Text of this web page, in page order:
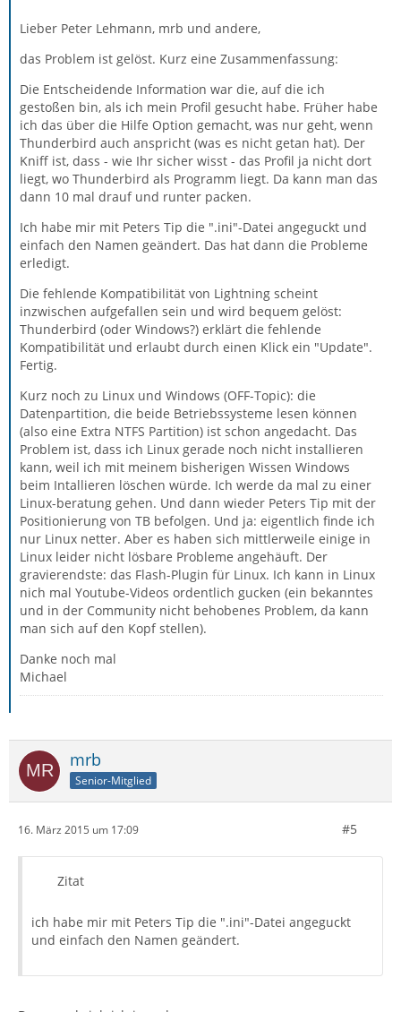
Lieber Peter Lehmann, mrb und andere,
das Problem ist gelöst. Kurz eine Zusammenfassung:
Die Entscheidende Information war die, auf die ich
gestoßen bin, als ich mein Profil gesucht habe. Früher habe
ich das über die Hilfe Option gemacht, was nur geht, wenn
Thunderbird auch anspricht (was es nicht getan hat). Der
Kniff ist, dass - wie Ihr sicher wisst - das Profil ja nicht dort
liegt, wo Thunderbird als Programm liegt. Da kann man das
dann 10 mal drauf und runter packen.
Ich habe mir mit Peters Tip die ".ini"-Datei angeguckt und
einfach den Namen geändert. Das hat dann die Probleme
erledigt.
Die fehlende Kompatibilität von Lightning scheint
inzwischen aufgefallen sein und wird bequem gelöst:
Thunderbird (oder Windows?) erklärt die fehlende
Kompatibilität und erlaubt durch einen Klick ein "Update".
Fertig.
Kurz noch zu Linux und Windows (OFF-Topic): die
Datenpartition, die beide Betriebssysteme lesen können
(also eine Extra NTFS Partition) ist schon angedacht. Das
Problem ist, dass ich Linux gerade noch nicht installieren
kann, weil ich mit meinem bisherigen Wissen Windows
beim Intallieren löschen würde. Ich werde da mal zu einer
Linux-beratung gehen. Und dann wieder Peters Tip mit der
Positionierung von TB befolgen. Und ja: eigentlich finde ich
nur Linux netter. Aber es haben sich mittlerweile einige in
Linux leider nicht lösbare Probleme angehäuft. Der
gravierendste: das Flash-Plugin für Linux. Ich kann in Linux
nich mal Youtube-Videos ordentlich gucken (ein bekanntes
und in der Community nicht behobenes Problem, da kann
man sich auf den Kopf stellen).
Danke noch mal
Michael
mrb
Senior-Mitglied
16. März 2015 um 17:09 #5
Zitat
ich habe mir mit Peters Tip die ".ini"-Datei angeguckt
und einfach den Namen geändert.